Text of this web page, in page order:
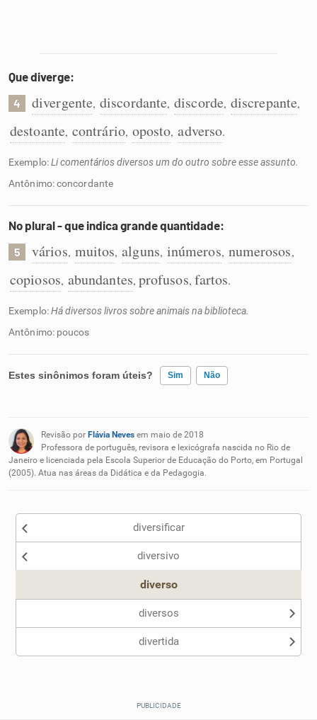
Que diverge:
4 divergente, discordante, discorde, discrepante,
destoante, contrário, oposto, adverso.
Exemplo:Li comentários diversos um do outro sobre esse assunto.
Antônimo: concordante
No plural - que indica grande quantidade:
5 vários, muitos, alguns, inúmeros, numerosos,
copiosos, abundantes, profusos, fartos.
Exemplo:Há diversos livros sobre animais na biblioteca.
Antônimo: poucos
Estes sinônimos foram úteis? Sim Não
Nenhum dos sinônimos apresentados me ajudou
Outro
Revisão por Flávia Neves em maio de 2018
Professora de português, revisora e lexicógrafa nascida no Rio de
Janeiro e licenciada pela Escola Superior de Educação do Porto, em Portugal
(2005). Atua nas áreas da Didática e da Pedagogia.
diversificar
diversivo
diverso
diversos
divertida